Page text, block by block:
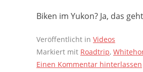
Biken im Yukon? Ja, das
Veröffentlicht in Videos
Markiert mit Roadtrip,
Einen Kommentar hinterlassen